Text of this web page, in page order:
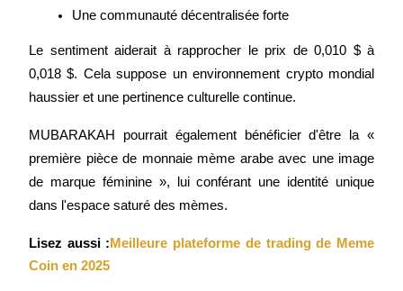
Register & Trade to Win 500,000 USDT
Precious Metals Trading Carnival
USDT New User Exclusive 10% APR
Une communauté décentralisée forte
Le sentiment aiderait à rapprocher le prix de 0,010 $ à
0,018 $. Cela suppose un environnement crypto mondial
haussier et une pertinence culturelle continue.
MUBARAKAH pourrait également bénéficier d'être la «
première pièce de monnaie mème arabe avec une image
de marque féminine », lui conférant une identité unique
dans l'espace saturé des mèmes.
Lisez aussi : Meilleure plateforme de trading de Meme
Coin en 2025